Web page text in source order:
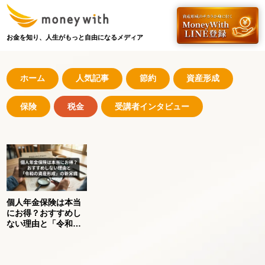
お金を知り、人生がもっと自由になるメディア
ホーム 人気記事 節約 資産形成
保険 税金 受講者インタビュー
個人年金保険は本当
にお得？おすすめし
ない理由と「令和の